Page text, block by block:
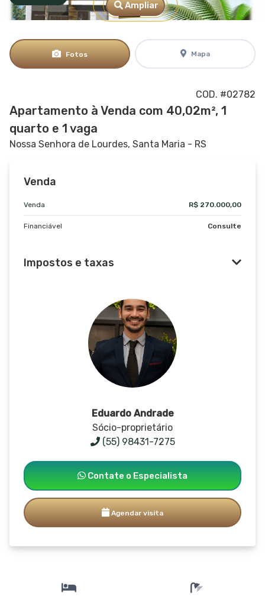
Ampliar
Fotos Mapa
COD. #02782
Apartamento à Venda com 40,02m², 1
quarto e 1 vaga
Nossa Senhora de Lourdes, Santa Maria - RS
Venda
Venda R$ 270.000,00
Financiável Consulte
Impostos e taxas
Eduardo Andrade
Sócio-proprietário
(55) 98431-7275
Contate o Especialista
Agendar visita